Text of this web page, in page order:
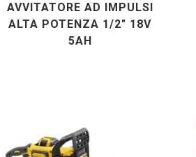
AVVITATORE AD IMPULSI
ALTA POTENZA 1/2″ 18V
5AH